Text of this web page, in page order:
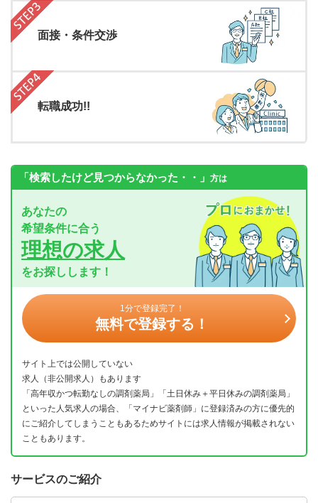
面接・条件交渉
転職成功!!
「検索したけど見つからなかった・・」 方は
あなたの
希望条件に合う
理想の求人
をお探しします！
1分で登録完了！
無料で登録する！
サイト上では公開していない
求人（非公開求人）もあります
「高年収かつ転勤なしの調剤薬局」「土日休み＋平日休みの調剤薬局」
といった人気求人の場合、「マイナビ薬剤師」に登録済みの方に優先的
にご紹介してしまうこともあるためサイトには求人情報が掲載されない
こともあります。
サービスのご紹介